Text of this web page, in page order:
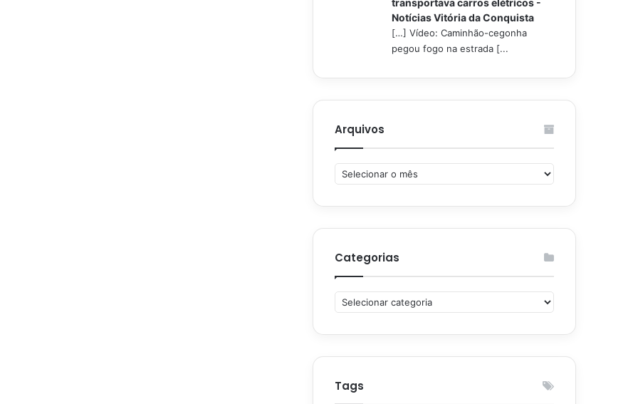
transportava carros elétricos -
Notícias Vitória da Conquista
[…] Vídeo: Caminhão-cegonha
pegou fogo na estrada [...
Arquivos
Arquivos
Categorias
Categorias
Tags